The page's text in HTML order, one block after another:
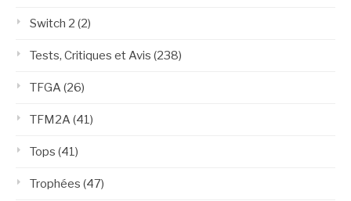
Switch 2 (2)
Tests, Critiques et Avis (238)
TFGA(26)
TFM2A(41)
Tops (41)
Trophées (47)